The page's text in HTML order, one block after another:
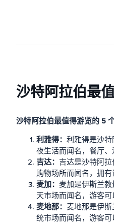
沙特阿拉伯最
沙特阿拉伯最值得游览的 5
利雅得： 利雅得是沙
夜生活而闻名，餐厅、
吉达： 吉达是沙特阿
购物场所而闻名，拥有
麦加： 麦加是伊斯兰
天市场而闻名，游客可
麦地那： 麦地那是伊
统市场而闻名，游客可